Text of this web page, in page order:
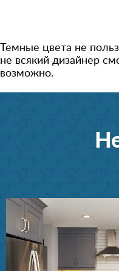
Темные цвета не
не всякий дизайнер
возможно.